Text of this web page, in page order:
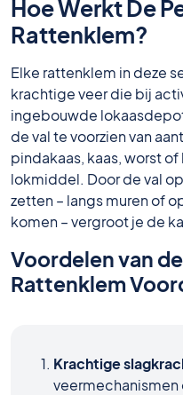
Hoe Werkt De
Rattenklem?
Elke rattenklem in deze
krachtige veer die bij
ingebouwde
de val te voorzien van
pindakaas, kaas, worst
lokmiddel. Door de val
zetten – langs muren of
komen – vergroot je de
Voordelen van
Rattenklem
Krachtige